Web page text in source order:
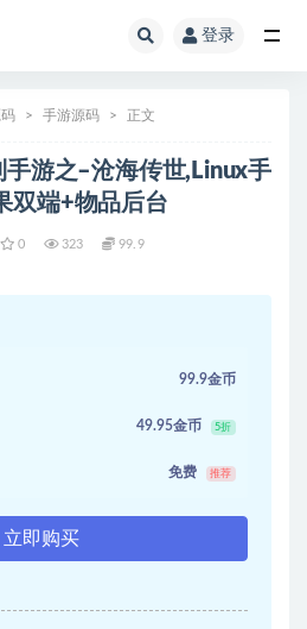
登录
手游源码 正文
游之–沧海传世,Linux手
双端+物品后台
0 323 99.9
99.9金币
49.95金币 5折
免费 推荐
立即购买